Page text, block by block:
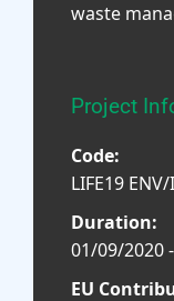
waste
Project
Code:
LIFE19
Duration:
01/09/2020
EU